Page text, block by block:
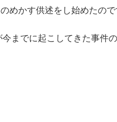
めかす供述をし始めたので
までに起こしてきた事件